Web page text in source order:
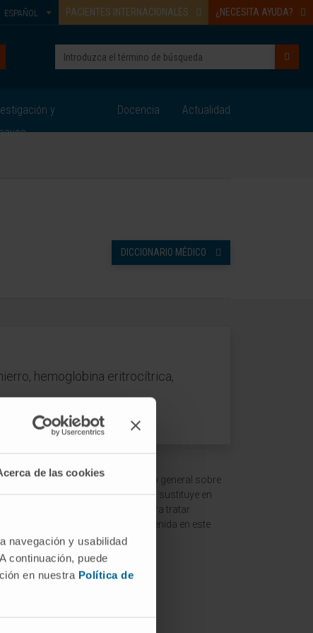
de las cookies
navegación y usabilidad
continuación, puede
en nuestra Política de
PACIENTES INTERNACIONALES ¿NECESITA AYUDA?
ESPAÑOL
y
Docencia Actualidad
DICCIONARIO MÉDICO
hemoglobina eritrocítrica,
un contexto y entendimiento general sobre
es meramente informativa y no sustituye en
a un médico o especialista para tratar
de la información contenida en este